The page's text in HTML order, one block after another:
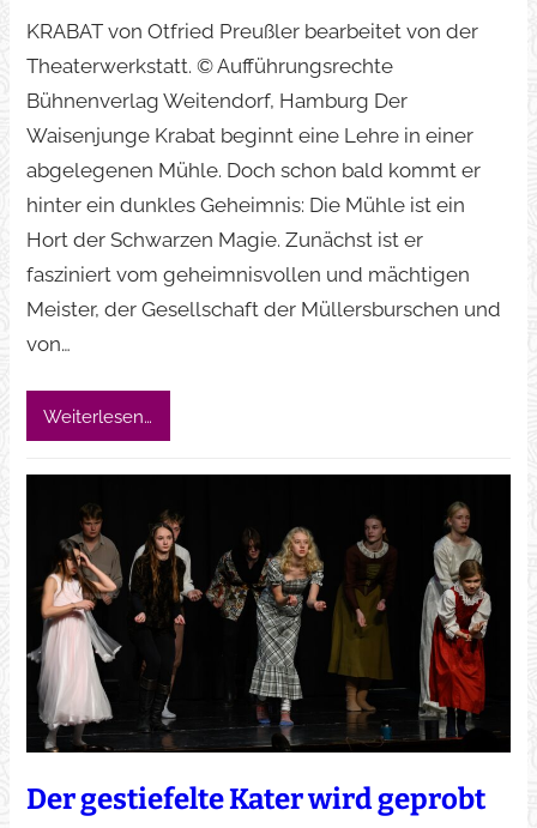
KRABAT von Otfried Preußler bearbeitet von der
Theaterwerkstatt. © Aufführungsrechte
Bühnenverlag Weitendorf, Hamburg Der
Waisenjunge Krabat beginnt eine Lehre in einer
abgelegenen Mühle. Doch schon bald kommt er
hinter ein dunkles Geheimnis: Die Mühle ist ein
Hort der Schwarzen Magie. Zunächst ist er
fasziniert vom geheimnisvollen und mächtigen
Meister, der Gesellschaft der Müllersburschen und
von…
Weiterlesen…
Der gestiefelte Kater wird geprobt